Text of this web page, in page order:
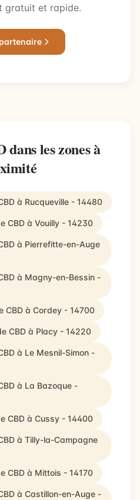
gratuit et rapide.
dans les zones à
à Rucqueville - 14480
CBD à Vouilly - 14230
à Pierrefitte-en-Auge
à Magny-en-Bessin -
CBD à Cordey - 14700
CBD à Placy - 14220
à Le Mesnil-Simon -
à La Bazoque -
CBD à Cussy - 14400
à Tilly-la-Campagne
CBD à Mittois - 14170
à Castillon-en-Auge -